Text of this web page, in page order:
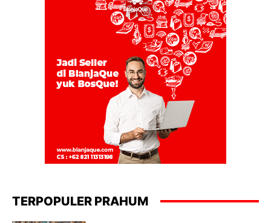
TERPOPULER PRAHUM